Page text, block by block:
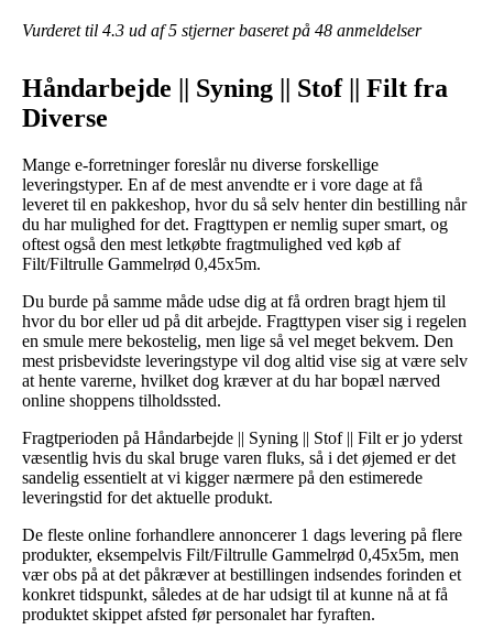
Vurderet til 4.3 ud af 5 stjerner baseret på 48 anmeldelser
Håndarbejde || Syning || Stof || Filt fra
Diverse
Mange e-forretninger foreslår nu diverse forskellige
leveringstyper. En af de mest anvendte er i vore dage at få
leveret til en pakkeshop, hvor du så selv henter din bestilling når
du har mulighed for det. Fragttypen er nemlig super smart, og
oftest også den mest letkøbte fragtmulighed ved køb af
Filt/Filtrulle Gammelrød 0,45x5m.
Du burde på samme måde udse dig at få ordren bragt hjem til
hvor du bor eller ud på dit arbejde. Fragttypen viser sig i regelen
en smule mere bekostelig, men lige så vel meget bekvem. Den
mest prisbevidste leveringstype vil dog altid vise sig at være selv
at hente varerne, hvilket dog kræver at du har bopæl nærved
online shoppens tilholdssted.
Fragtperioden på Håndarbejde || Syning || Stof || Filt er jo yderst
væsentlig hvis du skal bruge varen fluks, så i det øjemed er det
sandelig essentielt at vi kigger nærmere på den estimerede
leveringstid for det aktuelle produkt.
De fleste online forhandlere annoncerer 1 dags levering på flere
produkter, eksempelvis Filt/Filtrulle Gammelrød 0,45x5m, men
vær obs på at det påkræver at bestillingen indsendes forinden et
konkret tidspunkt, således at de har udsigt til at kunne nå at få
produktet skippet afsted før personalet har fyraften.